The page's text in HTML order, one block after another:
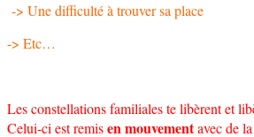
-> Une difficulté à trouver sa place
-> Etc…
Les constellations familiales te libèrent et
Celui-ci est remisen mouvementavec de